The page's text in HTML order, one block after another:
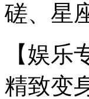
磋、星
【娱乐
精致变